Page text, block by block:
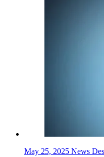
May 25, 2025 News